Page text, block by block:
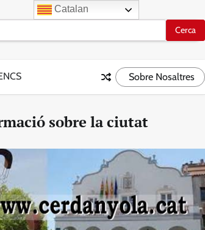
Sobre Nosaltres
sobre la ciutat
Catalan